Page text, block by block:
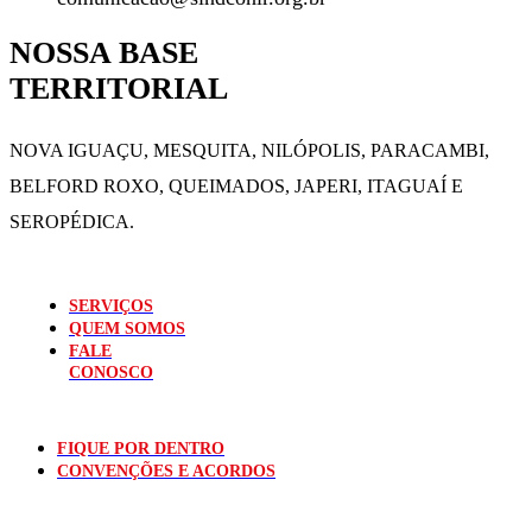
NOSSA BASE
TERRITORIAL
NOVA IGUAÇU, MESQUITA, NILÓPOLIS, PARACAMBI,
BELFORD ROXO, QUEIMADOS, JAPERI, ITAGUAÍ E
SEROPÉDICA.
SERVIÇOS
QUEM SOMOS
FALE
CONOSCO
FIQUE POR DENTRO
CONVENÇÕES E ACORDOS